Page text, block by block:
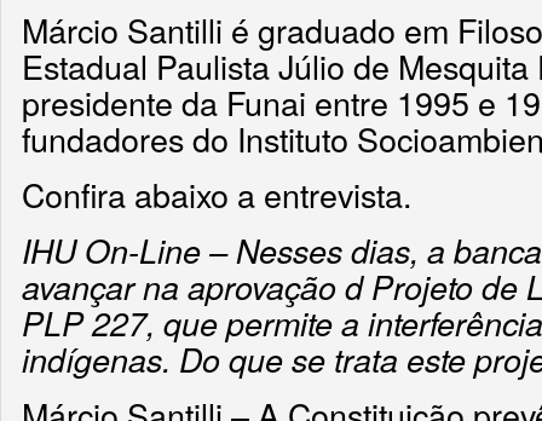
Márcio Santilli é graduado em
Estadual Paulista Júlio de
presidente da Funai entre 1995 e
fundadores do Instituto
Confira abaixo a entrevista.
IHU On-Line – Nesses dias, a
avançar na aprovação d Projeto de
PLP 227, que permite a
indígenas. Do que se trata este